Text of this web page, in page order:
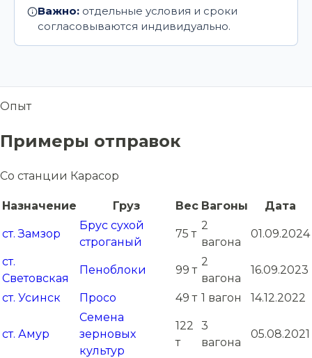
Важно: отдельные условия и сроки
согласовываются индивидуально.
Опыт
Примеры отправок
Со станции Карасор
Назначение Груз Вес Вагоны Дата
ст. Замзор
Брус сухой
строганый
75 т
2
вагона
01.09.2024
ст.
Световская
Пеноблоки 99 т
2
вагона
16.09.2023
ст. Усинск Просо 49 т 1 вагон 14.12.2022
ст. Амур
Семена
зерновых
культур
122
т
3
вагона
05.08.2021